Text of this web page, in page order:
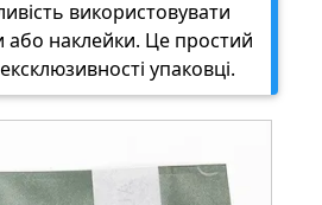
використовувати
або наклейки. Це простий
упаковці.